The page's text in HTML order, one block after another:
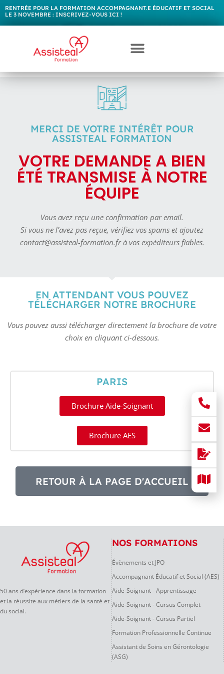
RENTRÉE POUR LA FORMATION ACCOMPAGNANT.E ÉDUCATIF ET SOCIAL
LE 3 NOVEMBRE : INSCRIVEZ-VOUS ICI !
MERCI DE VOTRE INTÉRÊT POUR
ASSISTEAL FORMATION
VOTRE DEMANDE A BIEN
ÉTÉ TRANSMISE À NOTRE
ÉQUIPE
Vous avez reçu une confirmation par email.
Si vous ne l’avez pas reçue, vérifiez vos spams et ajoutez
contact@assisteal-formation.fr à vos expéditeurs fiables.
EN ATTENDANT VOUS POUVEZ
TÉLÉCHARGER NOTRE BROCHURE
Vous pouvez aussi télécharger directement la brochure de votre
choix en cliquant ci-dessous.
PARIS
Brochure Aide-Soignant
Brochure AES
RETOUR À LA PAGE D'ACCUEIL
50 ans d’expérience dans la formation
et la réussite aux métiers de la santé et
du social.
NOS FORMATIONS
Évènements et JPO
Accompagnant Éducatif et Social (AES)
Aide-Soignant - Apprentissage
Aide-Soignant - Cursus Complet
Aide-Soignant - Cursus Partiel
Formation Professionnelle Continue
Assistant de Soins en Gérontologie
(ASG)